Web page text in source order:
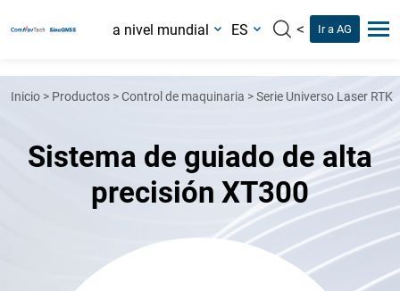
a nivel mundial ES < Ir a AG
Inicio > Productos >Control de maquinaria >Serie Universo Laser RTK
Sistema de guiado de alta
precisión XT300